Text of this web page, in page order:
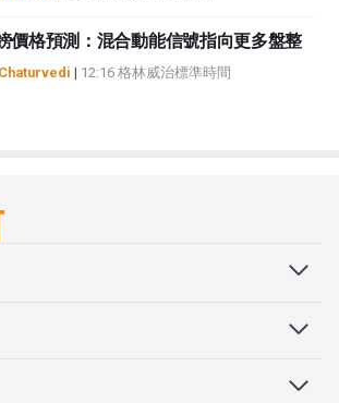
價格預測：混合動能信號指向更多盤整
| 12:16 格林威治標準時間